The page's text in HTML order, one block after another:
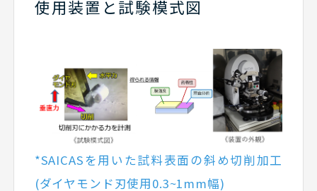
使用装置と試験模式図
*SAICASを用いた試料表面の斜め切削加工
(ダイヤモンド刃使用0.3~1mm幅)